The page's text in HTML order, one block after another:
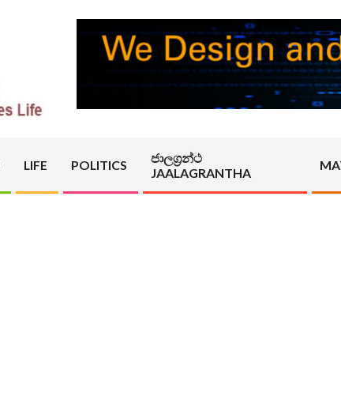
LIFE POLITICS
ජාලග්‍රන්ථ
JAALAGRANTHA